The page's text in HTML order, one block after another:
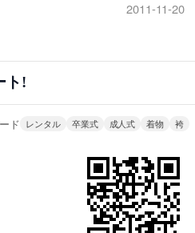
2011-11-20
ト!
ド レンタル 卒業式 成人式 着物 袴